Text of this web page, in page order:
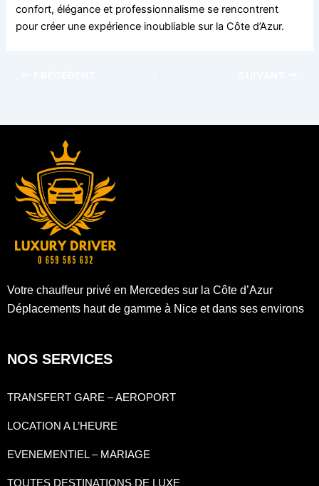
confort, élégance et professionnalisme se rencontrent
pour créer une expérience inoubliable sur la Côte d’Azur.
Votre chauffeur privé en Mercedes sur la Côte d’Azur
Déplacements haut de gamme à Nice et dans ses environs
NOS SERVICES
TRANSFERT GARE – AEROPORT
LOCATION A L’HEURE
EVENEMENTIEL – MARIAGE
TOUTES DESTINATIONS DE LUXE